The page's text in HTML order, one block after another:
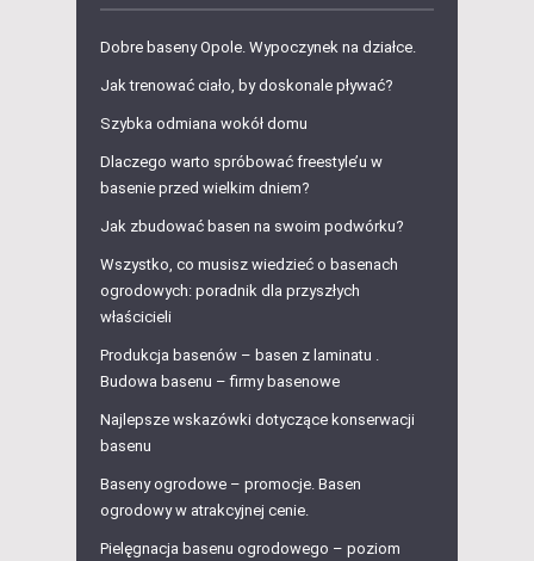
Dobre baseny Opole. Wypoczynek na działce.
Jak trenować ciało, by doskonale pływać?
Szybka odmiana wokół domu
Dlaczego warto spróbować freestyle’u w
basenie przed wielkim dniem?
Jak zbudować basen na swoim podwórku?
Wszystko, co musisz wiedzieć o basenach
ogrodowych: poradnik dla przyszłych
właścicieli
Produkcja basenów – basen z laminatu .
Budowa basenu – firmy basenowe
Najlepsze wskazówki dotyczące konserwacji
basenu
Baseny ogrodowe – promocje. Basen
ogrodowy w atrakcyjnej cenie.
Pielęgnacja basenu ogrodowego – poziom